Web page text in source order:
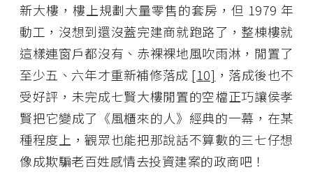
新大樓，樓上規劃大量零售的套房，但 1979 年
動工，沒想到還沒蓋完建商就跑路了，整棟樓就
這樣連窗戶都沒有、赤裸裸地風吹雨淋，閒置了
至少五、六年才重新補修落成 [10] ，落成後也不
受好評，未完成七賢大樓閒置的空檔正巧讓侯孝
賢把它變成了《風櫃來的人》經典的一幕，在某
種程度上，觀眾也能把那說話不算數的三七仔想
像成欺騙老百姓感情去投資建案的政商吧！